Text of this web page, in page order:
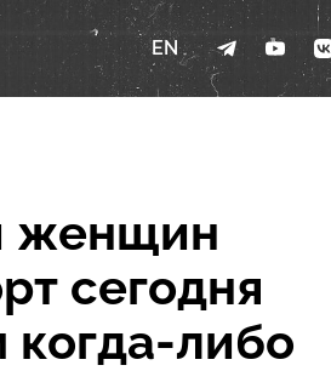
EN
женщин
сегодня
когда-либо